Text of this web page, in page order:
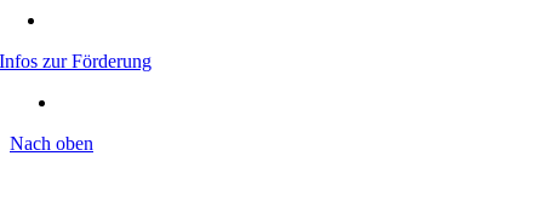
Infos zur Förderung
Nach oben